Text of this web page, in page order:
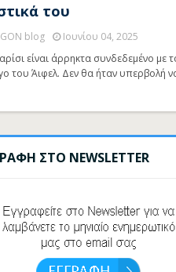
του
blog
Ιουνίου 04, 2025
είναι άρρηκτα συνδεδεμένο με
του Άιφελ. Δεν θα ήταν υπερβολή
ΣΤΟ NEWSLETTER